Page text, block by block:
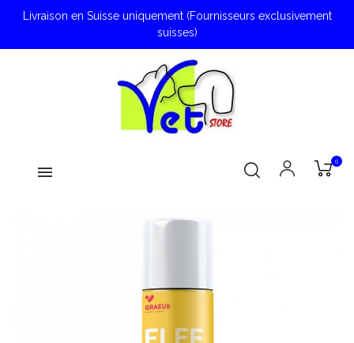
Livraison en Suisse uniquement (Fournisseurs exclusivement
suisses)
0